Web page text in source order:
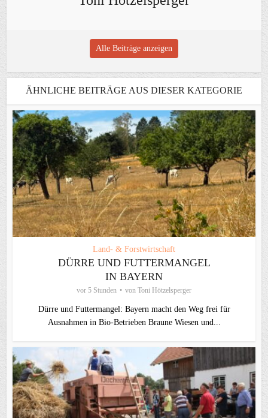
Alle Beiträge anzeigen
ÄHNLICHE BEITRÄGE AUS DIESER KATEGORIE
Land- & Forstwirtschaft
DÜRRE UND FUTTERMANGEL
IN BAYERN
vor 5 Stunden von Toni Hötzelsperger
Dürre und Futtermangel: Bayern macht den Weg frei für
Ausnahmen in Bio-Betrieben Braune Wiesen und...